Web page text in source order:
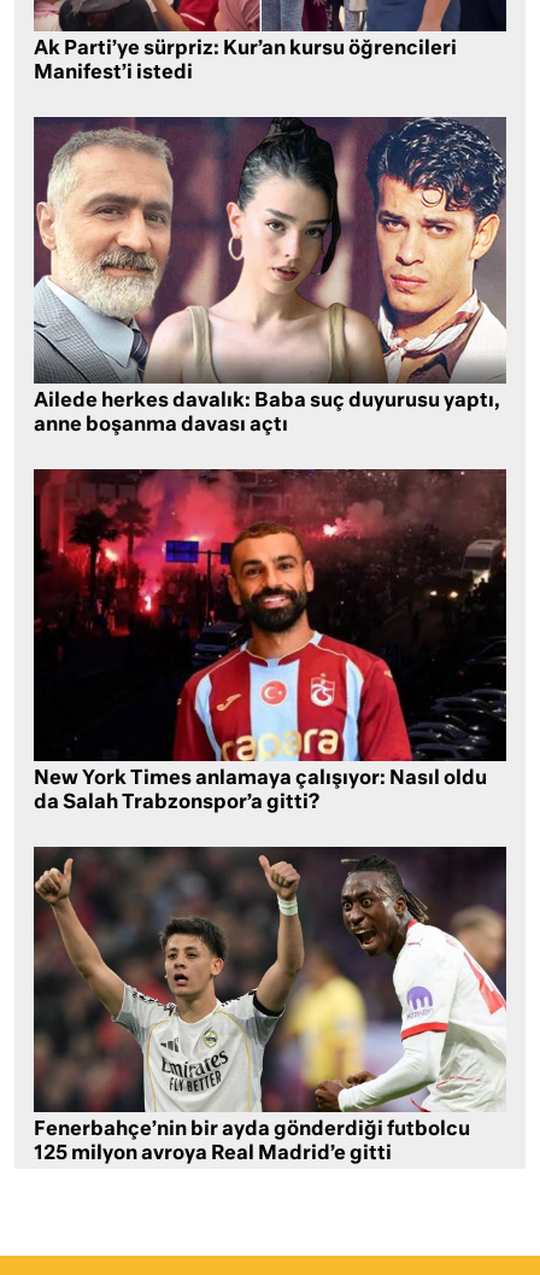
Ak Parti’ye sürpriz: Kur’an kursu öğrencileri
Manifest’i istedi
Ailede herkes davalık: Baba suç duyurusu yaptı,
anne boşanma davası açtı
New York Times anlamaya çalışıyor: Nasıl oldu
da Salah Trabzonspor’a gitti?
Fenerbahçe’nin bir ayda gönderdiği futbolcu
125 milyon avroya Real Madrid’e gitti